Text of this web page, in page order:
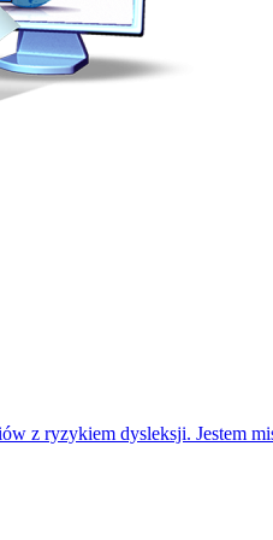
z ryzykiem dysleksji. Jestem